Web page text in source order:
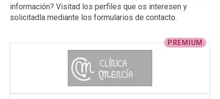
información? Visitad los perfiles que os interesen y
solicitadla mediante los formularios de contacto.
PREMIUM